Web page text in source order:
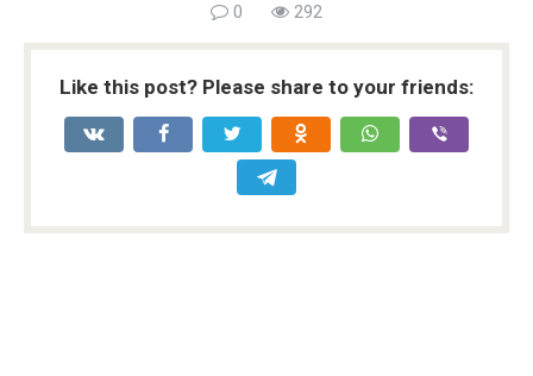
0 292
Like this post? Please share to your friends: